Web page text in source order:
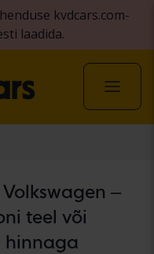
kvdcars.com-
laadida.
–
teel või
hinnaga